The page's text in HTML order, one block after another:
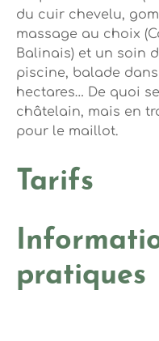
du cuir chevelu,
massage au choix
Balinais) et un soin
piscine, balade
hectares… De quoi
châtelain, mais en
pour le maillot.
Tarifs
pratiques